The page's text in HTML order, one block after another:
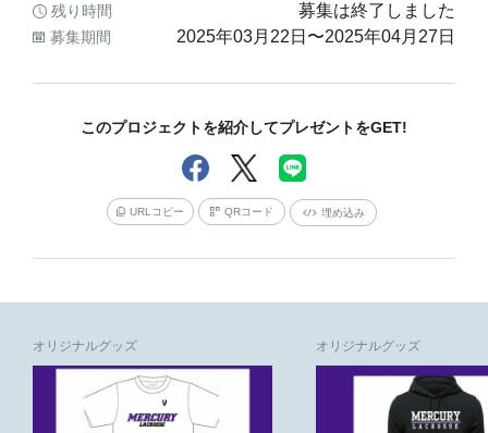
残り時間 募集は終了しました
募集期間 2025年03月22日 〜2025年04月27日
このプロジェクトを紹介してプレゼントをGET!
URLコピー QRコード 埋め込み
オリジナルグッズ オリジナルグッズ